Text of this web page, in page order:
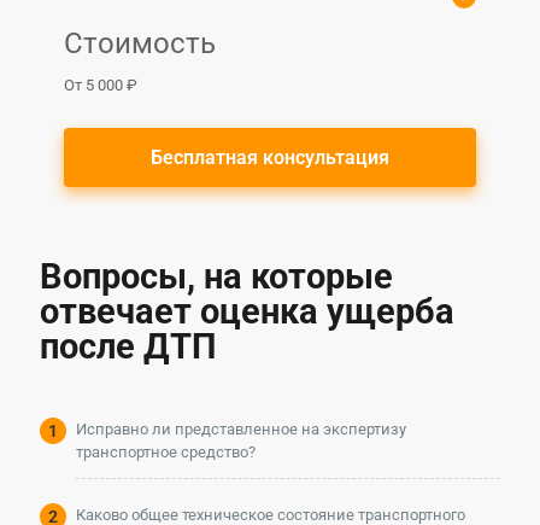
Стоимость
От 5 000 ₽
Бесплатная консультация
Вопросы, на которые
отвечает оценка ущерба
после ДТП
Исправно ли представленное на экспертизу
транспортное средство?
Каково общее техническое состояние транспортного